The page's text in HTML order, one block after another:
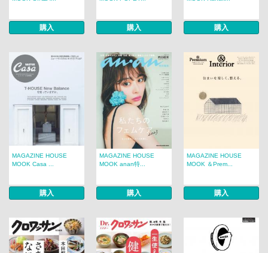
購入 購入 購入
MAGAZINE HOUSE
MOOK Casa ...
購入
MAGAZINE HOUSE
MOOK anan特...
購入
MAGAZINE HOUSE
MOOK ＆Prem...
購入